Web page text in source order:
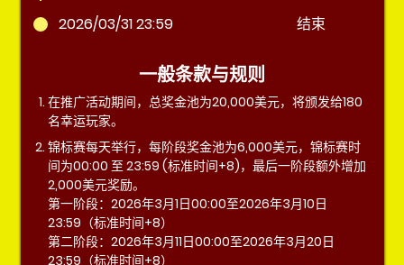
2026/03/31 23:59 结束
一般条款与规则
在推广活动期间，总奖金池为20,000美元，将颁发给180
名幸运玩家。
锦标赛每天举行，每阶段奖金池为6,000美元，锦标赛时
间为00:00 至 23:59 (标准时间+8)，最后一阶段额外增加
2,000美元奖励。
第一阶段：2026年3月1日00:00至2026年3月10日
23:59（标准时间+8）
第二阶段：2026年3月11日00:00至2026年3月20日
23:59（标准时间+8）